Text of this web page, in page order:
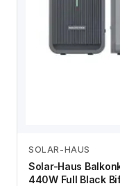
SOLAR-HAUS
Solar-Haus
440W Full Black